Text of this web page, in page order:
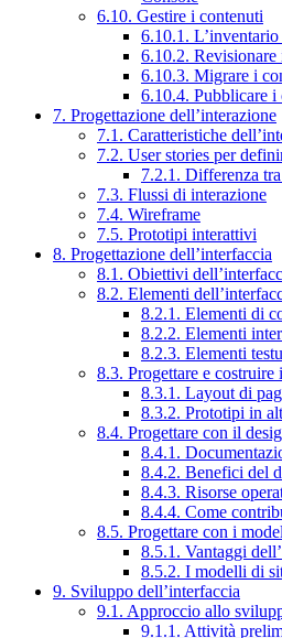
6.10. Gestire i contenuti
6.10.1.
6.10.2. Revisionare
6.10.3. Migrare i
6.10.4. Pubblicare i
7. Progettazione dell’interazione
7.1. Caratteristiche
7.2. User stories per
7.2.1. Differenza
7.3. Flussi di interazione
7.4. Wireframe
7.5. Prototipi interattivi
8. Progettazione dell’interfaccia
8.1. Obiettivi
8.2. Elementi
8.2.1. Elementi di
8.2.2. Elementi
8.2.3. Elementi
8.3. Progettare e costruire
8.3.1. Layout di
8.3.2. Prototipi in
8.4. Progettare con il
8.4.1.
8.4.2. Benefici del
8.4.3. Risorse
8.4.4. Come
8.5. Progettare con i
8.5.1. Vantaggi
8.5.2. I modelli di
9. Sviluppo dell’interfaccia
9.1. Approccio allo
9.1.1. Attività